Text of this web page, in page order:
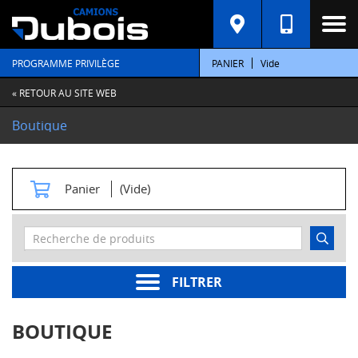
PROGRAMME PRIVILÈGE PANIER Vide
« RETOUR AU SITE WEB
Boutique
Panier (Vide)
FILTRER
C
A
T
É
G
O
R
E
S
t
e
r
moteur
BOUTIQUE